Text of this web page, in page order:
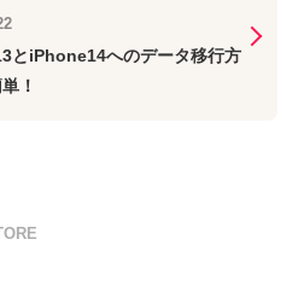
とiPhone14へのデータ移行方
！